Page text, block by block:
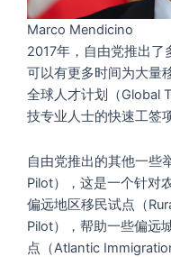
Marco Mendicino
2017年，自由党推出
可以有更多时间为大量
全球人才计划（Global
技专业人士的快速工签
自由党推出的其他一些
Pilot），这是一个针对
偏远地区移民试点（
Pilot），帮助一些偏远
点（Atlantic